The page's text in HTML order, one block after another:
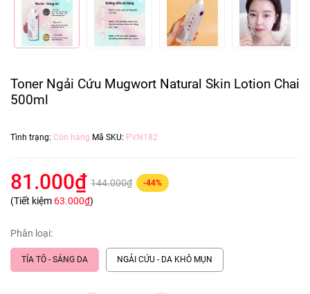
Toner Ngải Cứu Mugwort Natural Skin Lotion Chai
500ml
Tình trạng: Còn hàng Mã SKU: PVN182
81.000₫ 144.000₫ -44%
(Tiết kiệm 63.000₫)
Phân loại:
TÍA TÔ - SÁNG DA NGẢI CỨU - DA KHÔ MỤN